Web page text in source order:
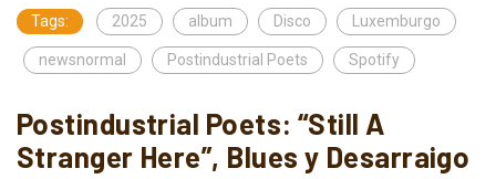
Tags: 2025 album Disco Luxemburgo
newsnormal Postindustrial Poets Spotify
Postindustrial Poets: “Still A
Stranger Here”, Blues y Desarraigo